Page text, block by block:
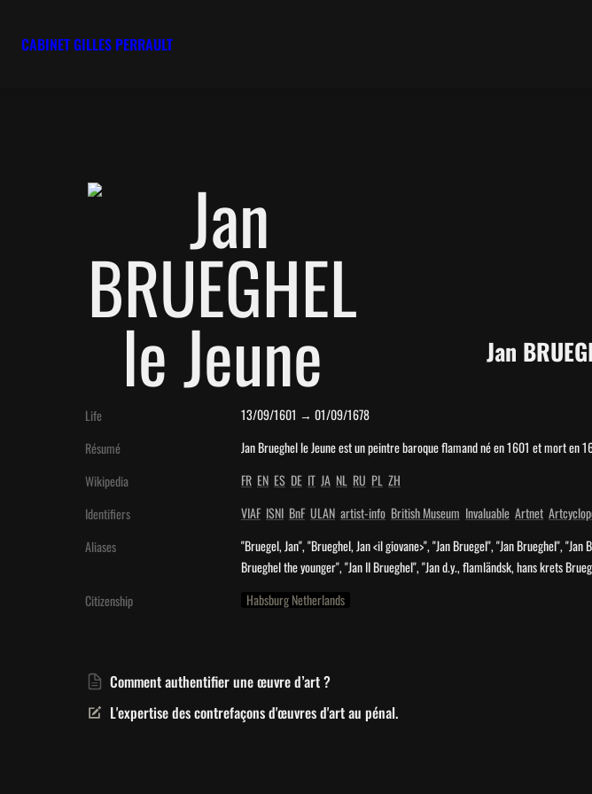
CABINET GILLES PERRAULT
Jan
Life
13/09/1601 → 01/09/1678
Résumé
Jan Brueghel le Jeune est un peintre baroque flamand né en 1601 et mort en
Wikipedia
FR EN ES DE IT JA NL RU PL ZH
Identifiers
VIAF ISNI BnF ULAN artist-info British Museum Invaluable Artnet
Aliases
"Bruegel, Jan", "Brueghel, Jan <il giovane>", "Jan Bruegel", "Jan Brueghel",
Brueghel the younger", "Jan II Brueghel", "Jan d.y., flamländsk, hans krets
Citizenship
Habsburg Netherlands
Comment authentifier une œuvre d’art ?
L'expertise des contrefaçons d'œuvres d'art au pénal.